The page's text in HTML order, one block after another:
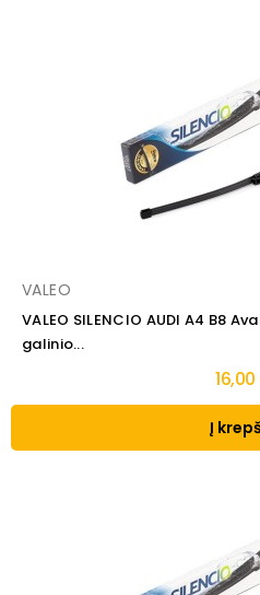
VALEO
VALEO SILENCIO AUDI A4 B8
galinio...
Į